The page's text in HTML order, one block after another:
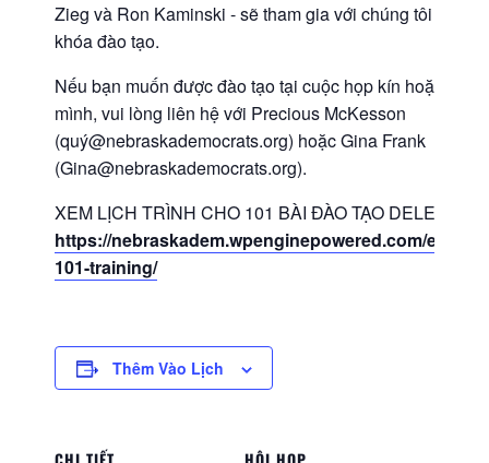
Zieg và Ron Kaminski - sẽ tham gia với chúng tôi trong
khóa đào tạo.
Nếu bạn muốn được đào tạo tại cuộc họp kín hoặc họp
mình, vui lòng liên hệ với Precious McKesson
(quý@nebraskademocrats.org) hoặc Gina Frank
(Gina@nebraskademocrats.org).
XEM LỊCH TRÌNH CHO 101 BÀI ĐÀO TẠO DELEGATE
https://nebraskadem.wpenginepowered.com/event/
101-training/
Thêm Vào Lịch